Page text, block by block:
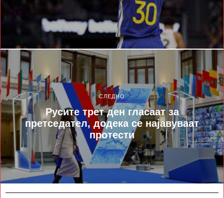
СЛЕДНО
Русите трет ден гласаат за
претседател, додека се најавуваат
протести